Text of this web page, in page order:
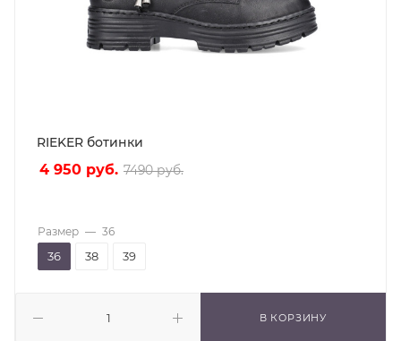
RIEKER ботинки
4 950 руб. 7490руб.
В КОРЗИНУ
Размер — 36
36 38 39